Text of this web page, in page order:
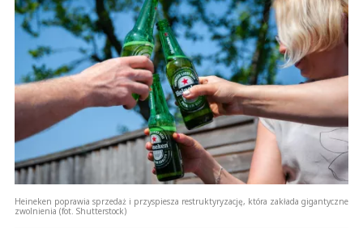
Heineken poprawia sprzedaż i przyspiesza restruktyryzację, która zakłada gigantyczne
zwolnienia (fot. Shutterstock)